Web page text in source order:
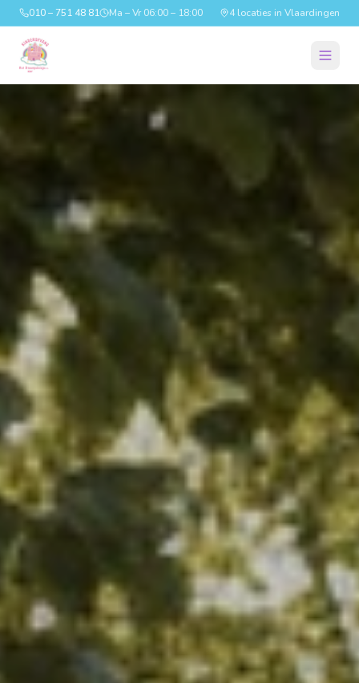
010 – 751 48 81 Ma – Vr 06:00 – 18:00 4 locaties in Vlaardingen